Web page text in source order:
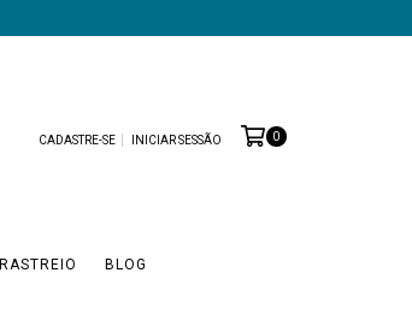
CADASTRE-SE INICIAR SESSÃO 0
RASTREIO BLOG